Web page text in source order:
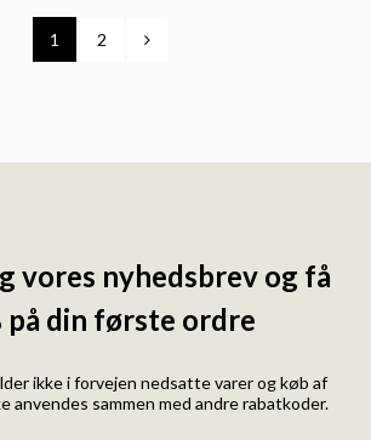
1 2
vores nyhedsbrev og få
på din første ordre
ikke i forvejen nedsatte varer og køb af
anvendes sammen med andre rabatkoder.